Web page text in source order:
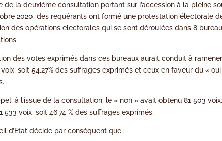
de la deuxième consultation portant sur l’accession à la pleine
2020, des requérants ont formé une protestation électorale
des opérations électorales qui se sont déroulées dans 8
des votes exprimés dans ces bureaux aurait conduit à
voix, soit 54,27% des suffrages exprimés et ceux en faveur du «
à l’issue de la consultation, le « non » avait obtenu 81 503
533 voix, soit 46,74 % des suffrages exprimés.
d’Etat décide par conséquent que :